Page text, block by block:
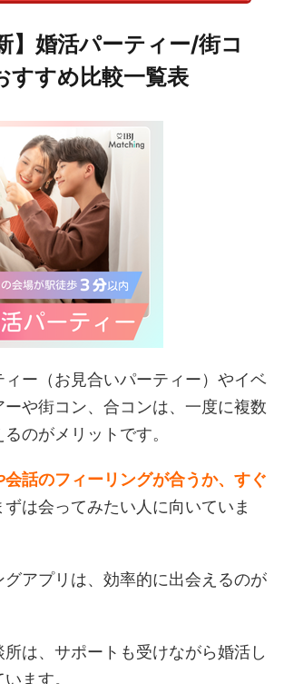
】婚活パーティー/街コ
すすめ比較一覧表
ー（お見合いパーティー）やイベ
ーや街コン、合コンは、一度に複数
のがメリットです。
会話のフィーリングが合うか、すぐ
ずは会ってみたい人に向いていま
アプリは、効率的に出会えるのが
所は、サポートも受けながら婚活し
ます。